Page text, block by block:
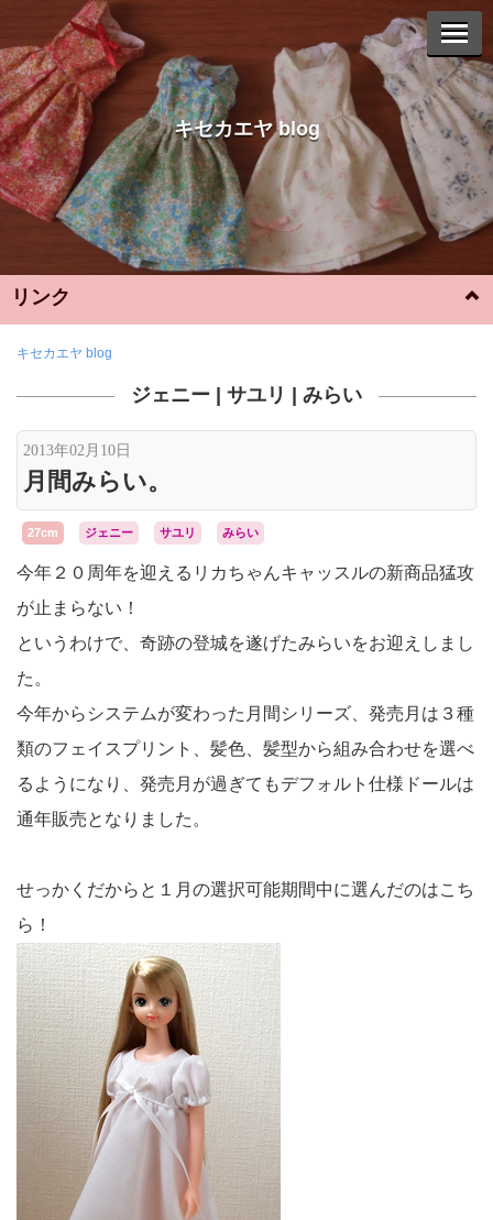
キセカエヤ blog
リンク
Instagram
YouTube
WebShop
さいとうサポート
キセカエヤ blog
ジェニー サユリ みらい
2013年02月10日
月間みらい。
27cm ジェニー サユリ みらい
今年２０周年を迎えるリカちゃんキャッスルの新商品猛攻
が止まらない！
というわけで、奇跡の登城を遂げたみらいをお迎えしまし
た。
今年からシステムが変わった月間シリーズ、発売月は３種
類のフェイスプリント、髪色、髪型から組み合わせを選べ
るようになり、発売月が過ぎてもデフォルト仕様ドールは
通年販売となりました。
せっかくだからと１月の選択可能期間中に選んだのはこち
ら！